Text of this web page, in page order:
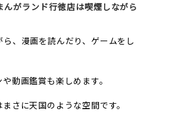
んがランド行徳店は喫煙しながら
、漫画を読んだり、ゲームをし
動画鑑賞も楽しめます。
さに天国のような空間です。